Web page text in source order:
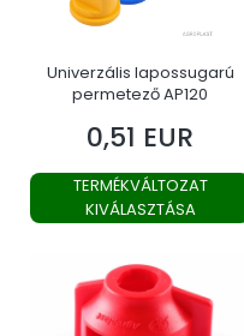
Univerzális lapossugarú
permetező AP120
Ár
0,51 EUR
TERMÉKVÁLTOZAT
KIVÁLASZTÁSA